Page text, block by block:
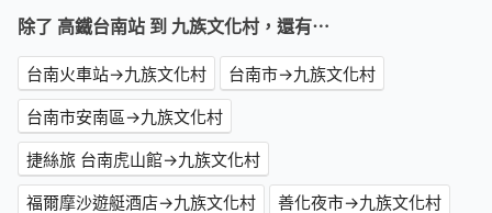
除了 高鐵台南站 到 九族文化村，還有⋯
台南火車站→九族文化村
台南市→九族文化村
台南市安南區→九族文化村
捷絲旅 台南虎山館→九族文化村
福爾摩沙遊艇酒店→九族文化村
善化夜市→九族文化村